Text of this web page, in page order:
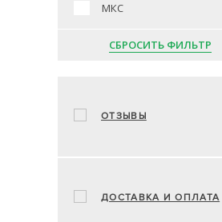
МКС
СБРОСИТЬ ФИЛЬТР
ОТЗЫВЫ
ДОСТАВКА И ОПЛАТА